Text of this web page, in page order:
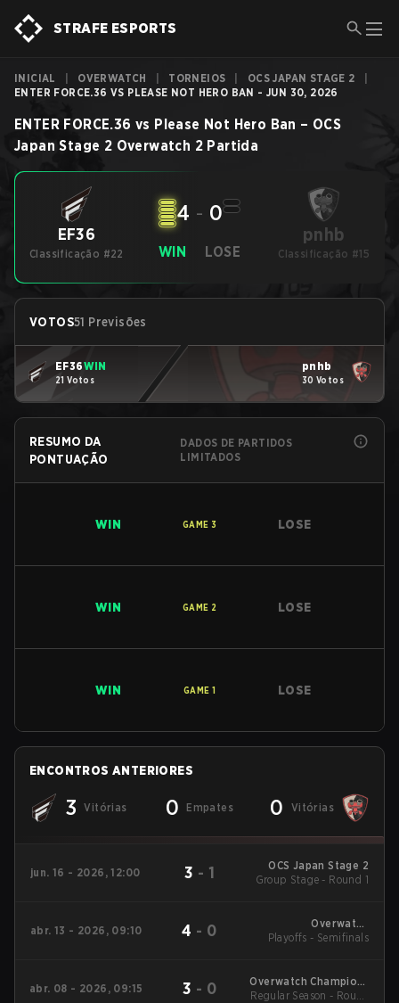
STRAFE ESPORTS
INICIAL OVERWATCH TORNEIOS OCS JAPAN STAGE 2
ENTER FORCE.36 VS PLEASE NOT HERO BAN - JUN 30, 2026
ENTER FORCE.36 vs Please Not Hero Ban – OCS
Japan Stage 2 Overwatch 2 Partida
EF36
Classificação #22 WIN
4 - 0
LOSE
pnhb
Classificação #15
VOTOS51 Previsões
EF36WIN
21 Votos
pnhb
30 Votos
RESUMO DA
PONTUAÇÃO
DADOS DE PARTIDOS
LIMITADOS
WIN GAME 3 LOSE
WIN GAME 2 LOSE
WIN GAME 1 LOSE
ENCONTROS ANTERIORES
3 Vitórias 0 Empates 0 Vitórias
jun. 16 - 2026, 12:00 3 - 1
OCS Japan Stage 2
Group Stage - Round 1
abr. 13 - 2026, 09:10 4 - 0
Overwatch
Champions Series -
Playoffs - Semifinals
abr. 08 - 2026, 09:15 3 - 0
Overwatch Champions
Series - Japan Stage 1
Regular Season - Round